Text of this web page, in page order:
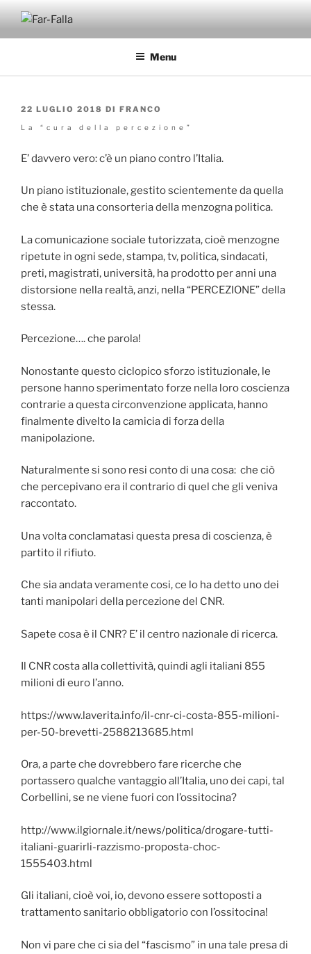
contenuto
FAR-FALLA
Menu
PUBBLICATO
22 LUGLIO 2018 DI FRANCO
La “cura della percezione”
E’ davvero vero: c’è un piano contro l’Italia.
Un piano istituzionale, gestito scientemente da quella
che è stata una consorteria della menzogna politica.
La comunicazione sociale tutorizzata, cioè menzogne
ripetute in ogni sede, stampa, tv, politica, sindacati,
preti, magistrati, università, ha prodotto per anni una
distorsione nella realtà, anzi, nella “PERCEZIONE” della
stessa.
Percezione…. che parola!
Nonostante questo ciclopico sforzo istituzionale, le
persone hanno sperimentatoforze nella loro coscienza
contrarie a questa circonvenzione applicata, hanno
finalmente divelto la camicia di forza della
manipolazione.
Naturalmente si sono resi conto di una cosa: che ciò
che percepivano era il contrario di quel che gli veniva
raccontato.
Una volta conclamatasi questa presa di coscienza, è
partito il rifiuto.
Che sia andata veramente cosi, ce lo ha detto uno dei
tanti manipolari della percezione del CNR.
Sapete cosa è il CNR? E’ il centro nazionale di ricerca.
Il CNR costa alla collettività, quindi agli italiani 855
milioni di euro l’anno.
https://www.laverita.info/il-cnr-ci-costa-855-milioni-
per-50-brevetti-2588213685.html
Ora, a parte che dovrebbero fare ricerche che
portassero qualche vantaggio all’Italia, uno dei capi, tal
Corbellini, se ne viene fuori con l’ossitocina?
http://www.ilgiornale.it/news/politica/drogare-tutti-
italiani-guarirli-razzismo-proposta-choc-
1555403.html
Gli italiani, cioè voi, io, devono essere sottoposti a
trattamento sanitario obbligatorio con l’ossitocina!
Non vi pare che ci sia del “fascismo” in una tale presa di